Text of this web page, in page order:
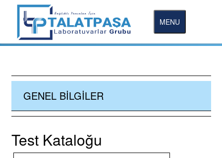
MENU
GENEL BILGILER
Test Kataloğu